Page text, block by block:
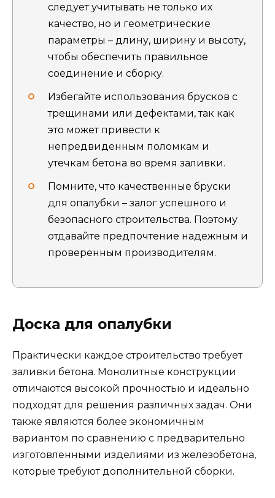
следует учитывать не только их
качество, но и геометрические
параметры – длину, ширину и высоту,
чтобы обеспечить правильное
соединение и сборку.
Избегайте использования брусков с
трещинами или дефектами, так как
это может привести к
непредвиденным поломкам и
утечкам бетона во время заливки.
Помните, что качественные бруски
для опалубки – залог успешного и
безопасного строительства. Поэтому
отдавайте предпочтение надежным и
проверенным производителям.
Доска для опалубки
Практически каждое строительство требует
заливки бетона. Монолитные конструкции
отличаются высокой прочностью и идеально
подходят для решения различных задач. Они
также являются более экономичным
вариантом по сравнению с предварительно
изготовленными изделиями из железобетона,
которые требуют дополнительной сборки.